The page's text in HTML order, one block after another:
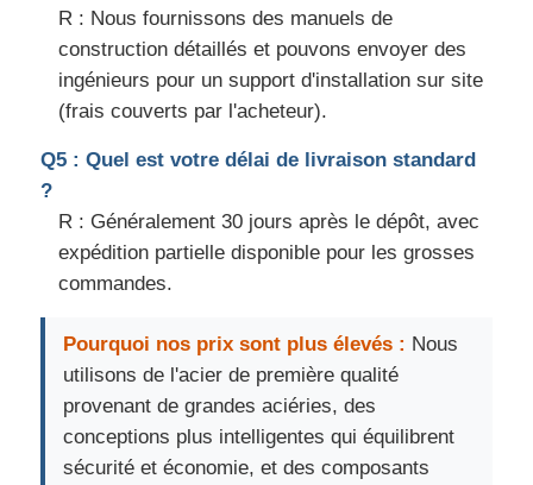
R : Nous fournissons des manuels de
construction détaillés et pouvons envoyer des
ingénieurs pour un support d'installation sur site
(frais couverts par l'acheteur).
Q5 : Quel est votre délai de livraison standard
?
R : Généralement 30 jours après le dépôt, avec
expédition partielle disponible pour les grosses
commandes.
Pourquoi nos prix sont plus élevés : Nous
utilisons de l'acier de première qualité
provenant de grandes aciéries, des
conceptions plus intelligentes qui équilibrent
sécurité et économie, et des composants